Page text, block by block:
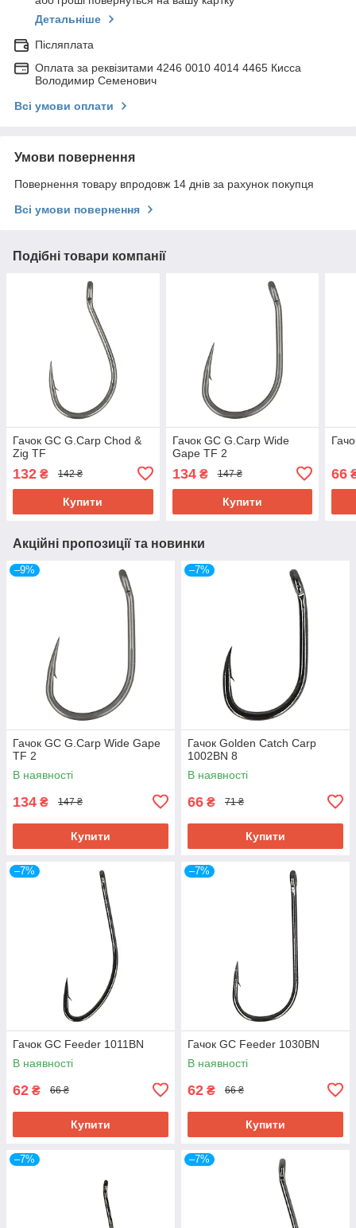
Детальніше
Післяплата
Оплата за реквізитами 4246 0010 4014 4465 Кисса
Володимир Семенович
Всі умови оплати
Умови повернення
Повернення товару впродовж 14 днів за рахунок покупця
Всі умови повернення
Подібні товари компанії
Гачок GC G.Carp Chod &
Zig TF
132 ₴ 142 ₴
Купити
Гачок GC G.Carp Wide
Gape TF 2
134₴ 147 ₴
Купити
66
Акційні пропозиції та новинки
–9%
Гачок GC G.Carp Wide Gape
TF 2
В наявності
134 ₴ 147 ₴
Купити
–7%
Гачок Golden Catch Carp
1002BN 8
В наявності
66 ₴ 71 ₴
Купити
–7%
Гачок GC Feeder 1011BN
В наявності
62 ₴ 66 ₴
Купити
–7%
Гачок GC Feeder 1030BN
В наявності
62 ₴ 66 ₴
Купити
–7% –7%